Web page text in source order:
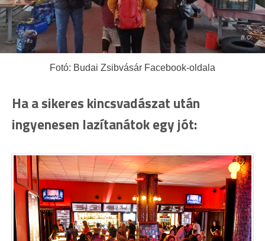
Fotó: Budai Zsibvásár Facebook-oldala
Ha a sikeres kincsvadászat után
ingyenesen lazítanátok egy jót: